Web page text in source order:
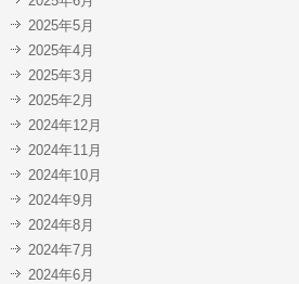
2025年5月
2025年4月
2025年3月
2025年2月
2024年12月
2024年11月
2024年10月
2024年9月
2024年8月
2024年7月
2024年6月